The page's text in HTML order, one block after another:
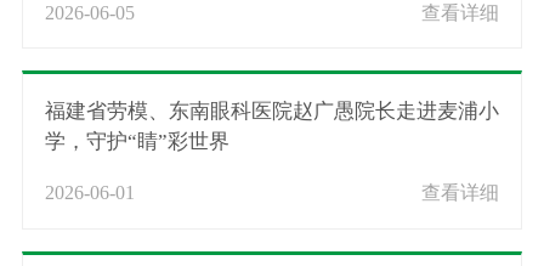
2026-06-05 查看详细
福建省劳模、东南眼科医院赵广愚院长走进麦浦小
学，守护“睛”彩世界
2026-06-01 查看详细